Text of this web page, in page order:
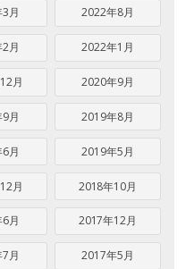
月 2022年8月
月 2022年1月
月 2020年9月
月 2019年8月
月 2019年5月
月 2018年10月
月 2017年12月
月 2017年5月